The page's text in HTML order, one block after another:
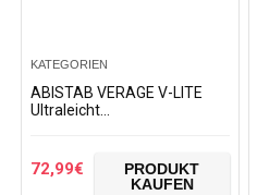
KATEGORIEN
ABISTAB VERAGE V-LITE
Ultraleicht
Handgepäckkoffer S-55cm
37L…
72,99€
PRODUKT
KAUFEN